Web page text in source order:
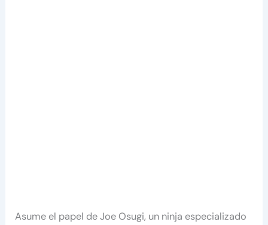
Asume el papel de Joe Osugi, un ninja especializado